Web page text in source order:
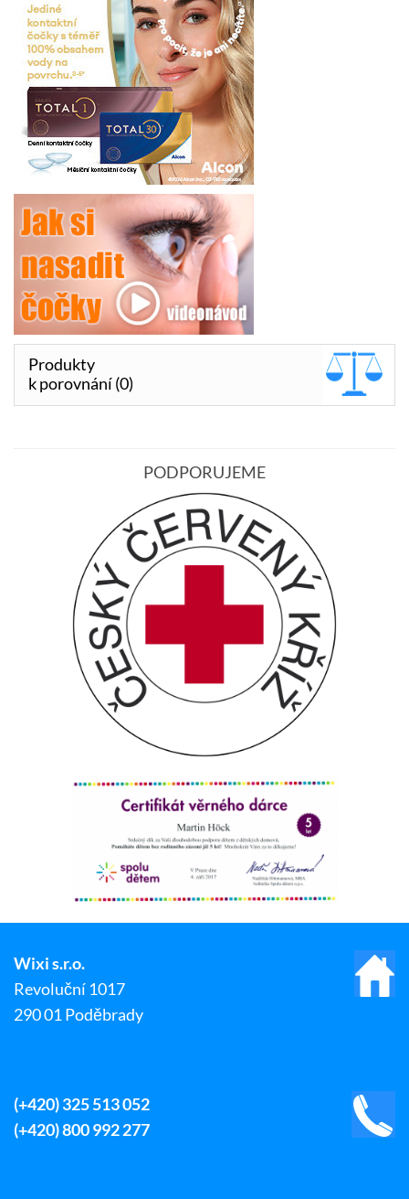
Produkty
k porovnání (0)
PODPORUJEME
Wixi s.r.o.
Revoluční 1017
290 01 Poděbrady
(+420) 325 513 052
(+420) 800 992 277